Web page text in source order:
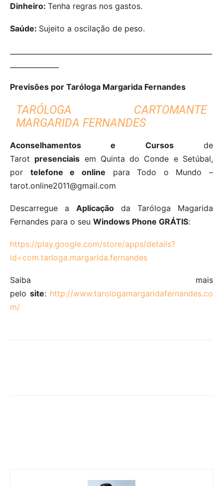
Dinheiro: Tenha regras nos gastos.
Saúde: Sujeito a oscilação de peso.
Previsões por Taróloga Margarida Fernandes
TARÓLOGA CARTOMANTE
MARGARIDA FERNANDES
Aconselhamentos e Cursosde
Tarot presenciais em Quinta do Conde e Setúbal,
por telefone e online para Todo o Mundo –
tarot.online2011@gmail.com
Descarregue a Aplicação da Taróloga Magarida
Fernandes para o seu Windows Phone GRÁTIS:
https://play.google.com/store/apps/details?
id=com.tarloga.margarida.fernandes
Saiba mais
pelo site: http://www.tarologamargaridafernandes.co
m/